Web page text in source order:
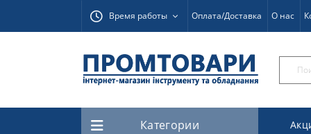
Время работы Оплата/Доставка О нас
Категории